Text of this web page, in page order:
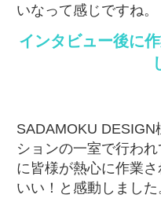
いなって感じですね。
インタビュー後に
SADAMOKU
ションの一室で行わ
に皆様が熱心に作業
いい！と感動しました